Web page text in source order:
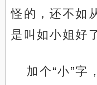
怪的，还不如
是叫如小姐好
加个“小”字